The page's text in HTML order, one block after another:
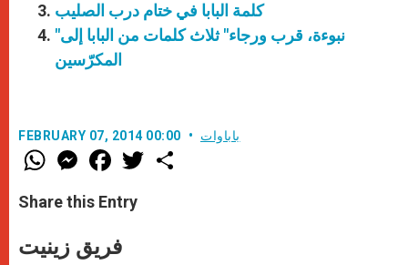
كلمة البابا في ختام درب الصليب
"نبوءة، قرب ورجاء" ثلاث كلمات من البابا إلى
المكرّسين
FEBRUARY 07, 2014 00:00 باباوات
W
h
t
s
p
p
M
e
s
e
g
e
F
a
e
b
o
k
w
Share this Entry
فريق زينيت